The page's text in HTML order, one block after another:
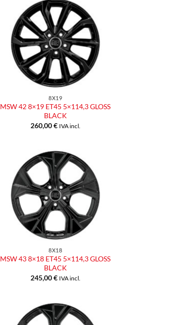
Aggiungi
alla lista
dei
desideri
8X19
MSW 42 8×19 ET45 5×114,3 GLOSS
BLACK
260,00€ IVA incl.
Aggiungi
alla lista
dei
desideri
8X18
MSW 43 8×18 ET45 5×114,3 GLOSS
BLACK
245,00€ IVA incl.